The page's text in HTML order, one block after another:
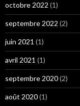
octobre 2022 (1)
septembre 2022 (2)
juin 2021 (1)
avril 2021 (1)
septembre 2020(2)
août 2020(1)